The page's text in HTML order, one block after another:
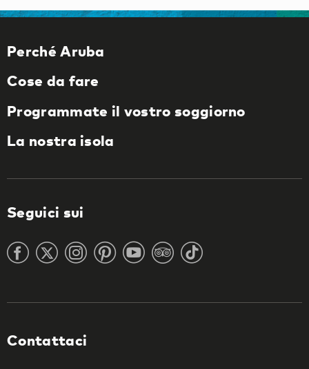
Perché Aruba
Cose da fare
Programmate il vostro soggiorno
La nostra isola
Seguici sui
Contattaci